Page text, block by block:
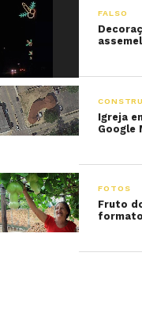
FALSO
Igreja
Google
FOTOS
Fruto